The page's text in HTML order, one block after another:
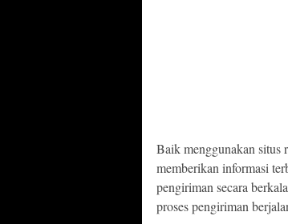
Baik menggunakan situs
memberikan informasi
pengiriman secara
proses pengiriman